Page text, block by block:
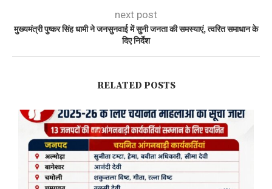
next post
मुख्यमंत्री पुष्कर सिंह धामी ने जनसुनवाई में सुनी जनता की समस्याएं, त्वरित समाधान के
दिए निर्देश
RELATED POSTS